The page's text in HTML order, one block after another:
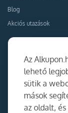
Az
lehető
sütik a
mások
az oldalt,
Blog
Akciós utazások